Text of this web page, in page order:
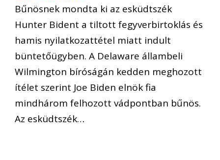
Bűnösnek mondta ki az esküdtszék
Hunter Bident a tiltott fegyverbirtoklás és
hamis nyilatkozattétel miatt indult
büntetőügyben. A Delaware állambeli
Wilmington bíróságán kedden meghozott
ítélet szerint Joe Biden elnök fia
mindhárom felhozott vádpontban bűnös.
Az esküdtszék…